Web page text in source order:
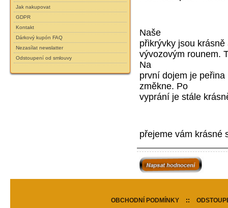
Jak nakupovat
GDPR
Kontakt
Dárkový kupón FAQ
Nezasílat newslatter
Odstoupení od smlouvy
Naše
přikrývky jsou
vývozovým rounem.
Na
první dojem je
změkne. Po
vyprání je stále
přejeme vám krásné
OBCHODNÍ PODMÍNKY ::